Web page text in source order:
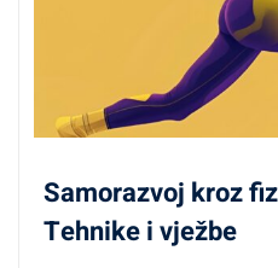
Samorazvoj kroz
Tehnike i vježbe